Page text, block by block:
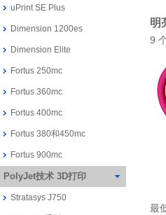
uPrint SE Plus
Dimension 1200es
Dimension Elite
Fortus 250mc
Fortus 360mc
Fortus 400mc
Fortus 380和450mc
Fortus 900mc
PolyJet技术 3D打印
Stratasys J750
明
9
最